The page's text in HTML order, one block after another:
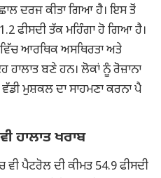
ਦਰਜ ਕੀਤਾ ਗਿਆ ਹੈ। ਇਸ ਤੋਂ
ਫੀਸਦੀ ਤੱਕ ਮਹਿੰਗਾ ਹੋ ਗਿਆ ਹੈ।
ਆਰਥਿਕ ਅਸਥਿਰਤਾ ਅਤੇ
ਹਾਲਾਤ ਬਣੇ ਹਨ। ਲੋਕਾਂ ਨੂੰ ਰੋਜ਼ਾਨਾ
ਮੁਸ਼ਕਲ ਦਾ ਸਾਹਮਣਾ ਕਰਨਾ ਪੈ
ਹਾਲਾਤ ਖਰਾਬ
ਵੀ ਪੈਟਰੋਲ ਦੀ ਕੀਮਤ 54.9 ਫੀਸਦੀ